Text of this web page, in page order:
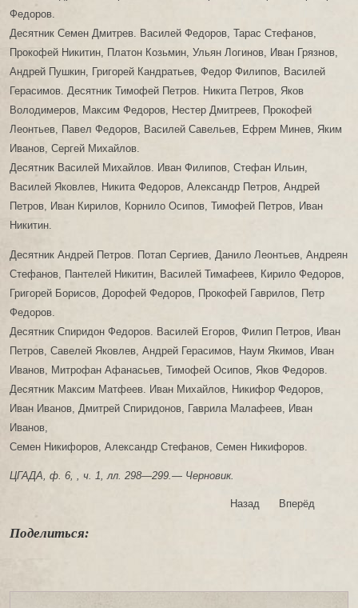
Федоров.
Десятник Семен Дмитрев. Василей Федоров, Тарас Стефанов,
Прокофей Никитин, Платон Козьмин, Ульян Логинов, Иван Грязнов,
Андрей Пушкин, Григорей Кандратьев, Федор Филипов, Василей
Герасимов. Десятник Тимофей Петров. Никита Петров, Яков
Володимеров, Максим Федоров, Нестер Дмитреев, Прокофей
Леонтьев, Павел Федоров, Василей Савельев, Ефрем Минев, Яким
Иванов, Сергей Михайлов.
Десятник Василей Михайлов. Иван Филипов, Стефан Ильин,
Василей Яковлев, Никита Федоров, Александр Петров, Андрей
Петров, Иван Кирилов, Корнило Осипов, Тимофей Петров, Иван
Никитин.
Десятник Андрей Петров. Потап Сергиев, Данило Леонтьев, Андреян
Стефанов, Пантелей Никитин, Василей Тимафеев, Кирило Федоров,
Григорей Борисов, Дорофей Федоров, Прокофей Гаврилов, Петр
Федоров.
Десятник Спиридон Федоров. Василей Егоров, Филип Петров, Иван
Петров, Савелей Яковлев, Андрей Герасимов, Наум Якимов, Иван
Иванов, Митрофан Афанасьев, Тимофей Осипов, Яков Федоров.
Десятник Максим Матфеев. Иван Михайлов, Никифор Федоров,
Иван Иванов, Дмитрей Спиридонов, Гаврила Малафеев, Иван
Иванов,
Семен Никифоров, Александр Стефанов, Семен Никифоров.
ЦГАДА, ф. 6, , ч. 1, лл. 298—299.— Черновик.
Назад Вперёд
Поделиться: